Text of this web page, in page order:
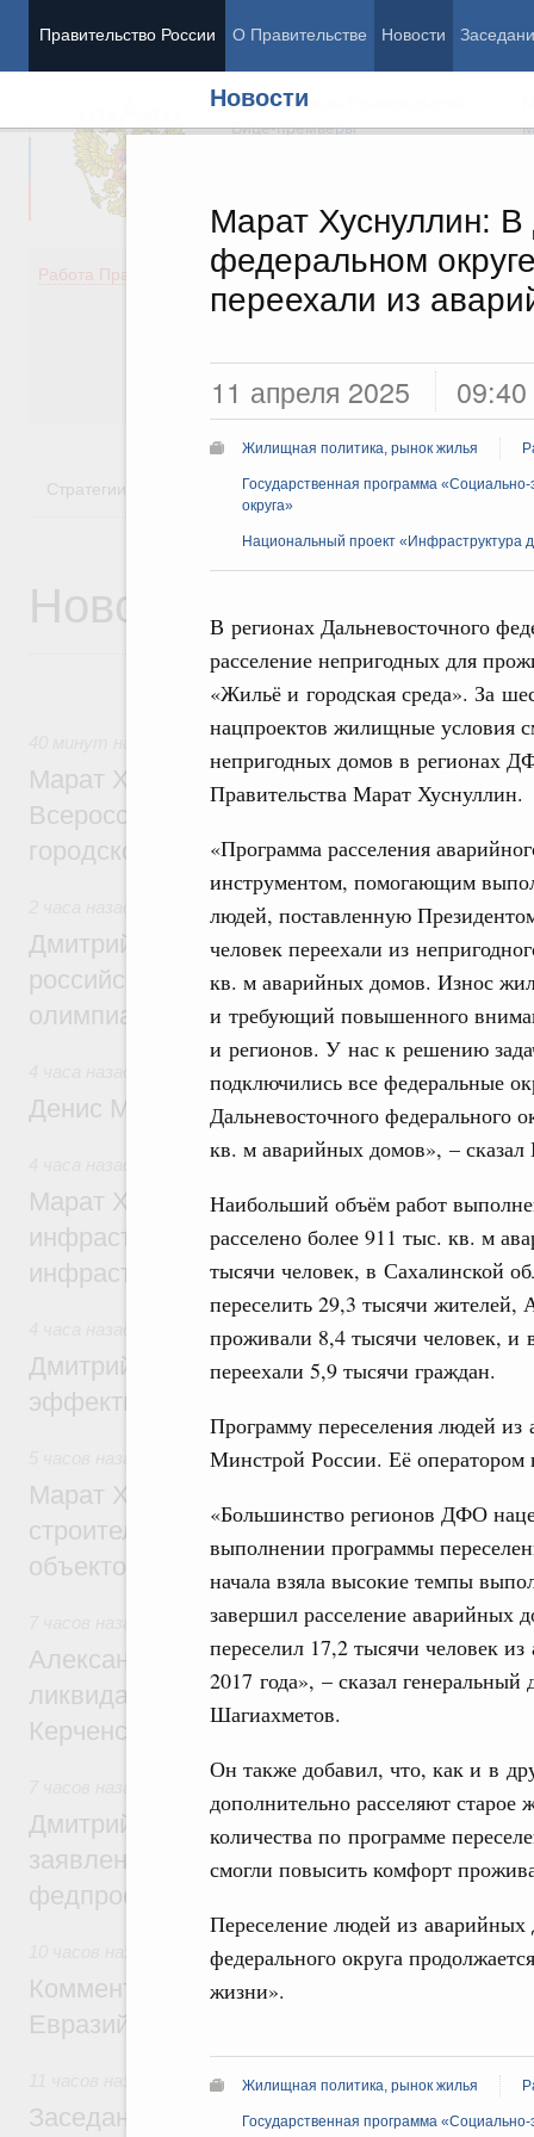
Правительство России О Правительстве Новости
Новости
Марат Хуснуллин:
федеральном
переехали из
11 апреля 2025 09:40
Жилищная политика, рынок жилья
Государственная программа
округа»
Национальный проект «Инфраструктура
В регионах Дальневосточного
расселение непригодных для
«Жильё и городская среда». За
нацпроектов жилищные условия
непригодных домов в регионах
Правительства Марат Хуснуллин.
«Программа расселения
инструментом, помогающим
людей, поставленную
человек переехали из
кв. м аварийных домов. Износ
и требующий повышенного
и регионов. У нас к решению
подключились все федеральные
Дальневосточного федерального
кв. м аварийных домов», –
Наибольший объём работ
расселено более 911 тыс. кв. м
тысячи человек, в Сахалинской
переселить 29,3 тысячи жителей,
проживали 8,4 тысячи человек,
переехали 5,9 тысячи граждан.
Программу переселения людей
Минстрой России. Её оператором
«Большинство регионов ДФО
выполнении программы
начала взяла высокие темпы
завершил расселение аварийных
переселил 17,2 тысячи человек
2017 года», – сказал
Шагиахметов.
Он также добавил, что, как и в
дополнительно расселяют
количества по программе
смогли повысить комфорт
Переселение людей из аварийных
федерального округа
жизни».
Жилищная политика, рынок жилья
Государственная программа
Председатель Правительства
Вице-премьеры
Работа Правительства
Демография
Здоровье
Государство
Стратегии Государственные программы
Новости
Экономика городов. Городская среда
Марат Хуснуллин провёл заседание
Всероссийского конкурса лучших
городской среды
Отрасль информационных технологий
Дмитрий Чернышенко и Сергей Кравцов
российскую сборную с победой на
олимпиаде по искусственному
Общие вопросы промышленной политики
Денис Мантуров посетил Ярославскую
Бюджеты субъектов Федерации.
Марат Хуснуллин: 15 объектов
инфраструктуры построили и обновили
инфраструктурным кредитам
Развитие сельских территорий
Дмитрий Патрушев: Синхронизация
эффективность поддержки сельских
Экономика городов. Городская среда
Марат Хуснуллин: «Единый заказчик»
строительство и реконструкцию более
объектов
Чрезвычайные ситуации и ликвидация их
Александр Козлов провёл заседание
ликвидации последствий чрезвычайной
Керченском проливе
Среднее профессиональное образование
Дмитрий Чернышенко: Установлен
заявлений от абитуриентов колледжей и
федпроекта «Профессионалитет»
Евразийский экономический союз.
Комментарий Алексея Оверчука по
Евразийского межправительственного
Евразийский экономический союз.
Заседание Евразийского